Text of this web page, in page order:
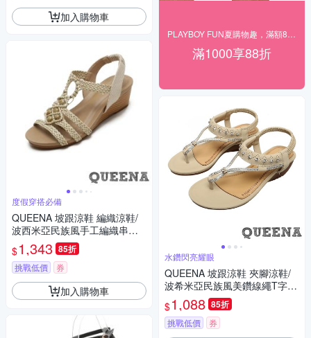
加入購物車
度假穿搭必備
QUEENA 坡跟涼鞋 編織涼鞋/
波西米亞民族風手工編織串珠
造型坡跟涼鞋 杏
$1,343 85折
挑戰低價 券
加入購物車
滿1000享88折
水鑽閃亮耀眼
QUEENA 坡跟涼鞋 夾腳涼鞋/
波希米亞民族風美鑽線繩T字坡
跟夾腳涼鞋 杏
$1,088 85折
挑戰低價 券